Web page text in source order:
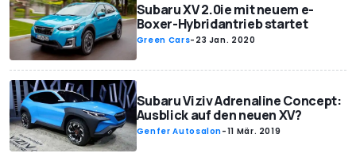
Subaru XV 2.0ie mit neuem e-
Boxer-Hybridantrieb startet
Green Cars- 23 Jan. 2020
Subaru Viziv Adrenaline Concept:
Ausblick auf den neuen XV?
Genfer Autosalon-11 Mär. 2019